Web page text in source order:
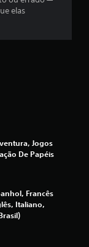
d
á
i
elas
Jogos
De Papéis
Francês
Italiano,